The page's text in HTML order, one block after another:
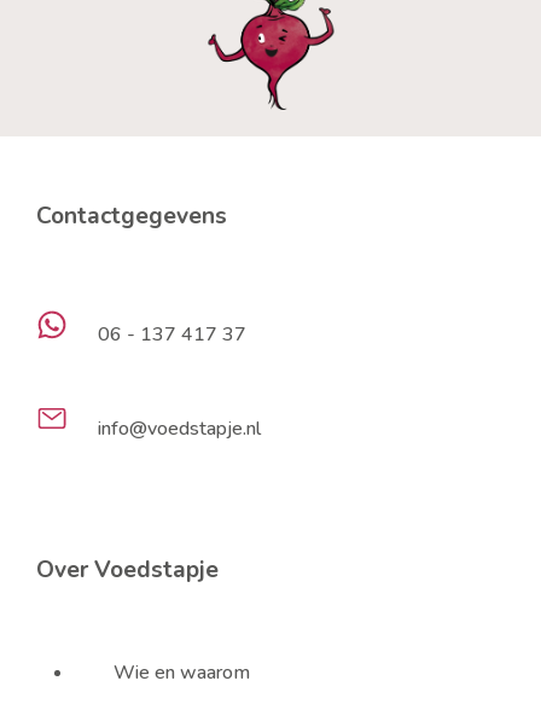
Contactgegevens
06 - 137 417 37
info@voedstapje.nl
Over Voedstapje
Wie en waarom